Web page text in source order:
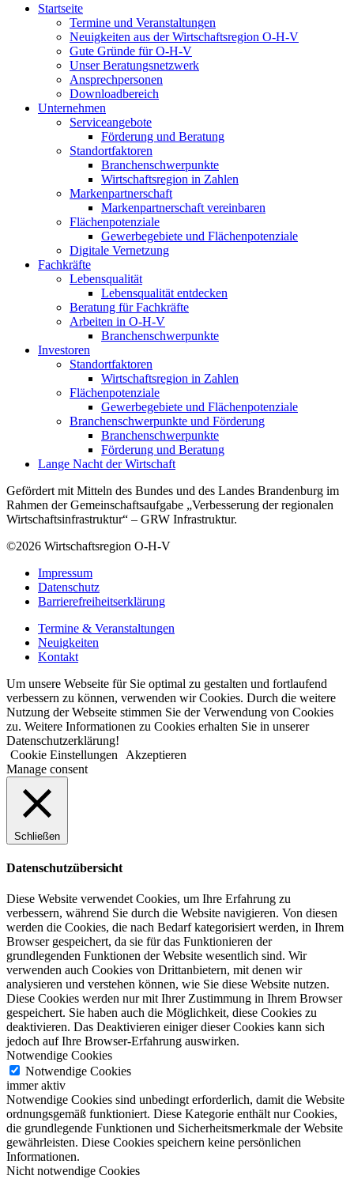
Startseite
Termine und Veranstaltungen
Neuigkeiten aus der Wirtschaftsregion O-H-V
Gute Gründe für O-H-V
Unser Beratungsnetzwerk
Ansprechpersonen
Downloadbereich
Unternehmen
Serviceangebote
Förderung und Beratung
Standortfaktoren
Branchenschwerpunkte
Wirtschaftsregion in Zahlen
Markenpartnerschaft
Markenpartnerschaft vereinbaren
Flächenpotenziale
Gewerbegebiete und Flächenpotenziale
Digitale Vernetzung
Fachkräfte
Lebensqualität
Lebensqualität entdecken
Beratung für Fachkräfte
Arbeiten in O-H-V
Branchenschwerpunkte
Investoren
Standortfaktoren
Wirtschaftsregion in Zahlen
Flächenpotenziale
Gewerbegebiete und Flächenpotenziale
Branchenschwerpunkte und Förderung
Branchenschwerpunkte
Förderung und Beratung
Lange Nacht der Wirtschaft
Gefördert mit Mitteln des Bundes und des Landes Brandenburg im
Rahmen der Gemeinschaftsaufgabe „Verbesserung der regionalen
Wirtschaftsinfrastruktur“ – GRW Infrastruktur.
©2026 Wirtschaftsregion O-H-V
Impressum
Datenschutz
Barrierefreiheitserklärung
Termine & Veranstaltungen
Neuigkeiten
Kontakt
Um unsere Webseite für Sie optimal zu gestalten und fortlaufend
verbessern zu können, verwenden wir Cookies. Durch die weitere
Nutzung der Webseite stimmen Sie der Verwendung von Cookies
zu. Weitere Informationen zu Cookies erhalten Sie in unserer
Datenschutzerklärung!
Cookie Einstellungen
Akzeptieren
Manage consent
Schließen
Datenschutzübersicht
Diese Website verwendet Cookies, um Ihre Erfahrung zu
verbessern, während Sie durch die Website navigieren. Von diesen
werden die Cookies, die nach Bedarf kategorisiert werden, in Ihrem
Browser gespeichert, da sie für das Funktionieren der
grundlegenden Funktionen der Website wesentlich sind. Wir
verwenden auch Cookies von Drittanbietern, mit denen wir
analysieren und verstehen können, wie Sie diese Website nutzen.
Diese Cookies werden nur mit Ihrer Zustimmung in Ihrem Browser
gespeichert. Sie haben auch die Möglichkeit, diese Cookies zu
deaktivieren. Das Deaktivieren einiger dieser Cookies kann sich
jedoch auf Ihre Browser-Erfahrung auswirken.
Notwendige Cookies
Notwendige Cookies
immer aktiv
Notwendige Cookies sind unbedingt erforderlich, damit die Website
ordnungsgemäß funktioniert. Diese Kategorie enthält nur Cookies,
die grundlegende Funktionen und Sicherheitsmerkmale der Website
gewährleisten. Diese Cookies speichern keine persönlichen
Informationen.
Nicht notwendige Cookies